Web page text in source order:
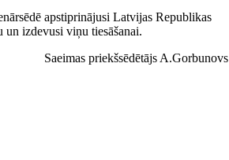
apstiprinājusi Latvijas Republikas
un izdevusi viņu tiesāšanai.
Saeimas priekšsēdētājs A.Gorbunovs